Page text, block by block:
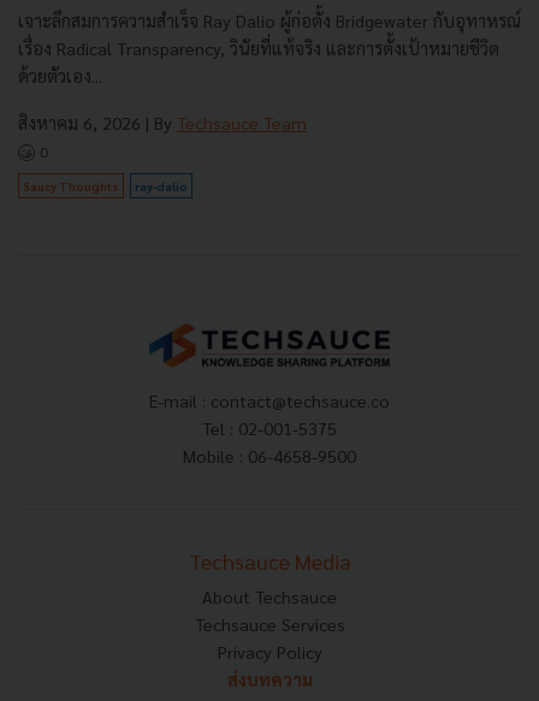
เจาะลึกสมการความสำเร็จ Ray Dalio ผู้ก่อตั้ง Bridgewater กับอุทาหรณ์
เรื่อง Radical Transparency, วินัยที่แท้จริง และการตั้งเป้าหมายชีวิต
ด้วยตัวเอง...
สิงหาคม 6, 2026 | By Techsauce Team
0
Saucy Thoughts ray-dalio
E-mail : contact@techsauce.co
Tel : 02-001-5375
Mobile : 06-4658-9500
Techsauce Media
About Techsauce
Techsauce Services
Privacy Policy
ส่งบทความ